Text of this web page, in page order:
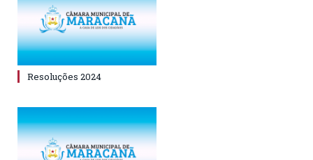
Resoluções 2024